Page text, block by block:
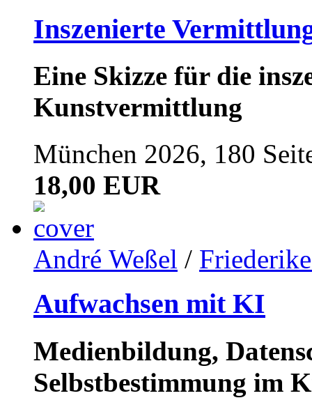
Inszenierte
Eine Skizze für die
Kunstvermittlung
München 2026, 180
18,00 EUR
André Weßel /
Aufwachsen mit KI
Medienbildung,
Selbstbestimmung im